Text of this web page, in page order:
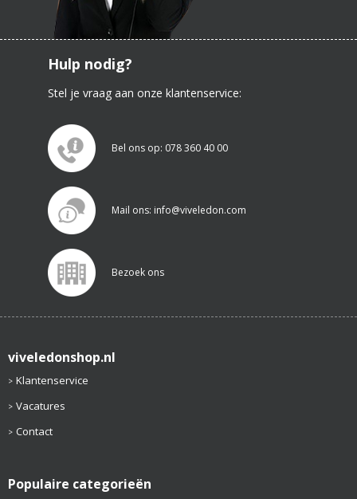
Hulp nodig?
Stel je vraag aan onze klantenservice:
Bel ons op: 078 360 40 00
Mail ons: info@viveledon.com
Bezoek ons
viveledonshop.nl
Klantenservice
Vacatures
Contact
Populaire categorieën